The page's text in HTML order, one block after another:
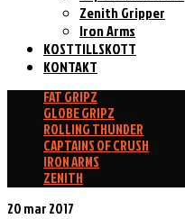
Zenith Gripper
Iron Arms
KOSTTILLSKOTT
KONTAKT
FAT GRIPZ
GLOBE GRIPZ
ROLLING THUNDER
CAPTAINS OF CRUSH
IRON ARMS
ZENITH
20mar 2017